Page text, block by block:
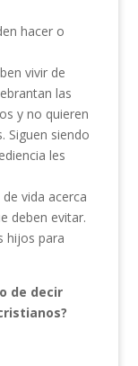
hacer o
vivir de
las
y no quieren
Siguen siendo
les
vida acerca
deben evitar.
hijos para
de decir